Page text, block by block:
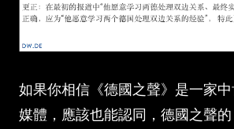
如果你相信《德國之聲》是一家
媒體，應該也能認同，德國之聲的